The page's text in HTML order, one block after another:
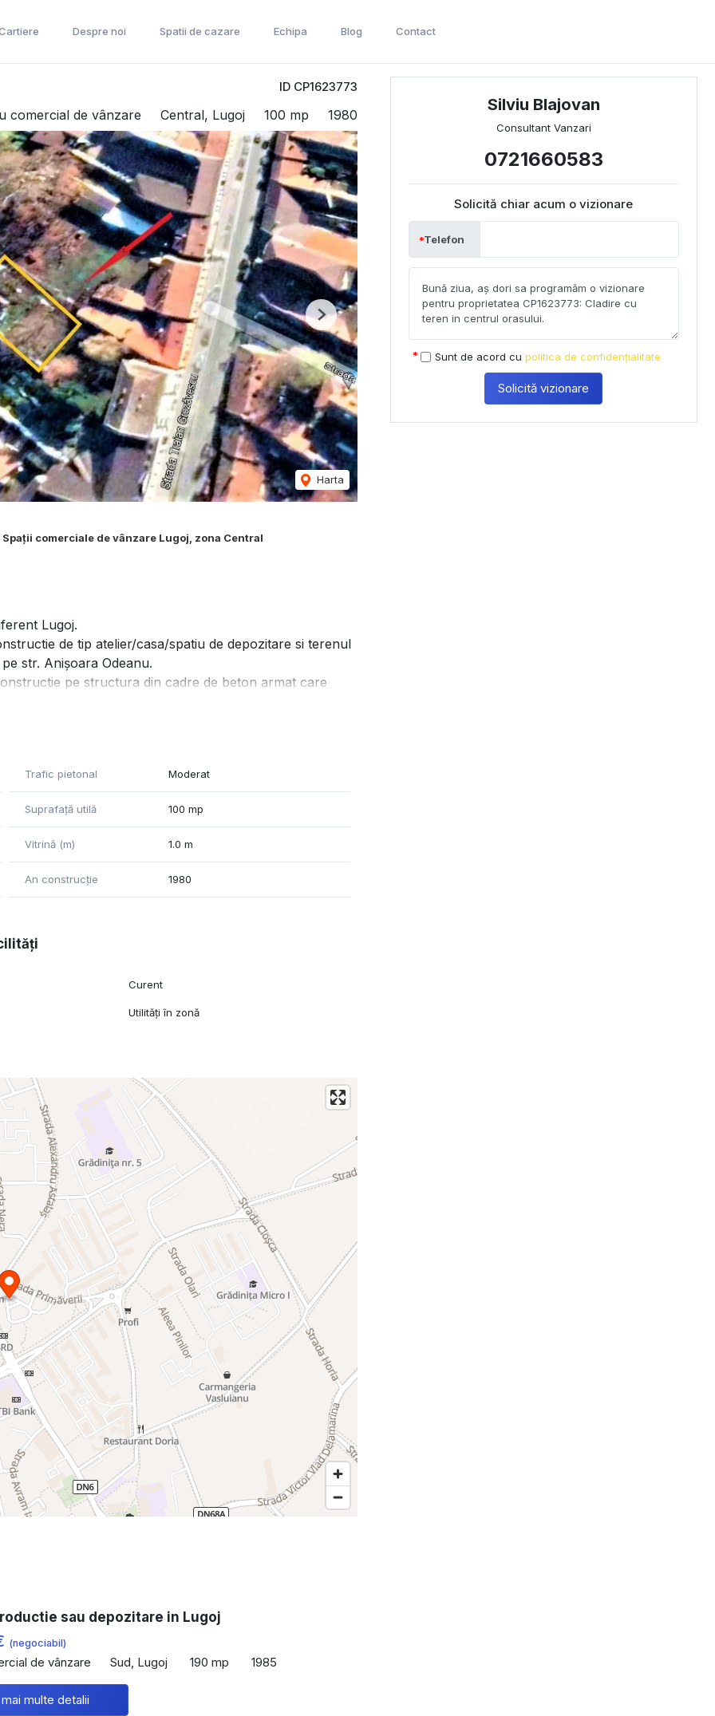
Despre noi Spatii de cazare Echipa Blog Contact
ID CP1623773
comercial de vânzare Central, Lugoj 100 mp 1980
Harta
Next
Spații comerciale de vânzare Lugoj, zona Central
Lugoj.
de tip atelier/casa/spatiu de depozitare si terenul
str. Anișoara Odeanu.
pe structura din cadre de beton armat care
face atat pietonal, cat si cu autoturismul. Toate
de catre CEImobiliare, NU se va percepe
Trafic pietonal Moderat
Suprafață utilă 100 mp
Vitrină (m) 1.0 m
An construcție 1980
Curent
Utilități în zonă
Silviu Blajovan
Consultant Vanzari
0721660583
Solicită chiar acum o vizionare
Telefon
Sunt de acord cu politica de confidențialitate
Solicită vizionare
sau depozitare in Lugoj
(negociabil)
de vânzare Sud, Lugoj 190 mp 1985
multe detalii